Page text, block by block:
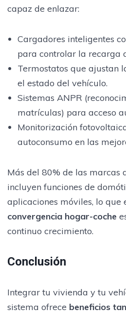
capaz de enlazar:
Cargadores inteligentes
para controlar la recarga
Termostatos que ajustan
el estado del vehículo.
Sistemas ANPR
matrículas) para acceso
Monitorización
autoconsumo en las
Más del 80% de las marcas
incluyen funciones de
aplicaciones móviles, lo que
convergencia hogar-coche
continuo crecimiento.
Conclusión
Integrar tu vivienda y tu
sistema ofrece beneficios